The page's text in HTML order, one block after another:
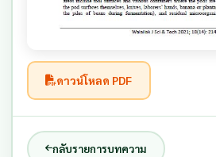
ดาวน์โหลด PDF
กลับรายการบทความ